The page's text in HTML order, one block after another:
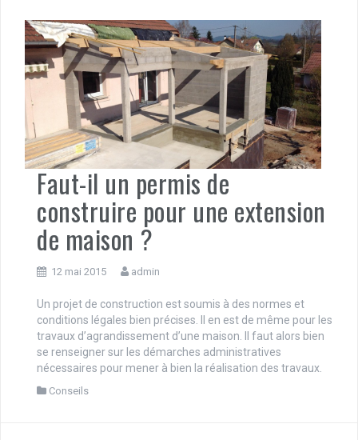
Faut-il un permis de
construire pour une extension
de maison ?
12 mai 2015 admin
Un projet de construction est soumis à des normes et
conditions légales bien précises. Il en est de même pour les
travaux d’agrandissement d’une maison. Il faut alors bien
se renseigner sur les démarches administratives
nécessaires pour mener à bien la réalisation des travaux.
Conseils